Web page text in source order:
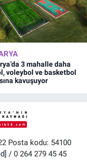
3 mahalle daha
voleybol ve basketbol
kavuşuyor
Posta kodu: 54100
/ 0 264 279 45 45